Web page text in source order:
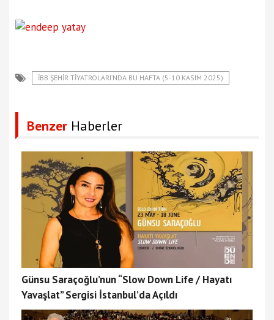
İBB ŞEHİR TİYATROLARI’NDA BU HAFTA (5-10 KASIM 2025)
Benzer Haberler
Günsu Saraçoğlu’nun “Slow Down Life / Hayatı
Yavaşlat” Sergisi İstanbul’da Açıldı